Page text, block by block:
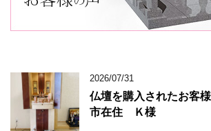
2026/07/31
仏壇を購入されたお客
市在住 Ｋ様